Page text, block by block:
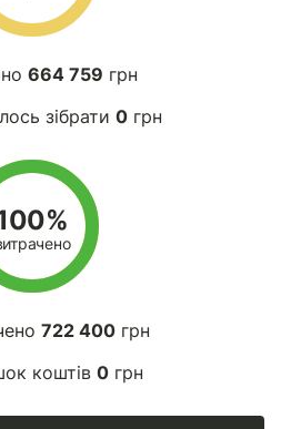
664 759 грн
зібрати 0грн
722 400 грн
коштів 0 грн